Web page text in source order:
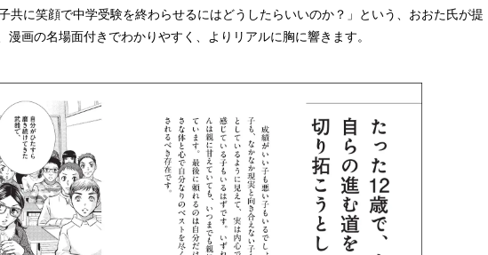
共に笑顔で中学受験を終わらせるにはどうしたらいいのか？」という、おおた氏が提
画の名場面付きでわかりやすく、よりリアルに胸に響きます。